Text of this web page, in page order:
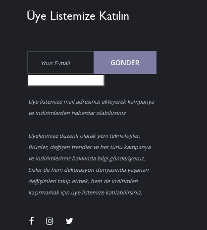
Üye Listemize Katılın
GÖNDER
Üye listemize mail adresinizi ekleyerek kampanya
ve indirimlerden haberdar olabilirsiniz.
Üyelerimize düzenli olarak yeni teknolojiler,
ürünler, değişen trendler ve her türlü kampanya
ve indirimlerimiz hakkında bilgi gönderiyoruz.
Sizler de hem dekorasyon dünyasında yaşanan
değişimleri takip etmek, hem de indirimleri
kaçırmamak için üye listemize katılabilirsiniz.